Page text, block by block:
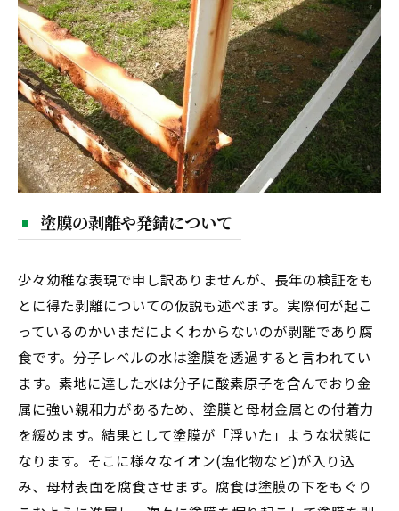
塗膜の剥離や発錆について
少々幼稚な表現で申し訳ありませんが、長年の検証をも
とに得た剥離についての仮説も述べます。実際何が起こ
っているのかいまだによくわからないのが剥離であり腐
食です。分子レベルの水は塗膜を透過すると言われてい
ます。素地に達した水は分子に酸素原子を含んでおり金
属に強い親和力があるため、塗膜と母材金属との付着力
を緩めます。結果として塗膜が「浮いた」ような状態に
なります。そこに様々なイオン(塩化物など)が入り込
み、母材表面を腐食させます。腐食は塗膜の下をもぐり